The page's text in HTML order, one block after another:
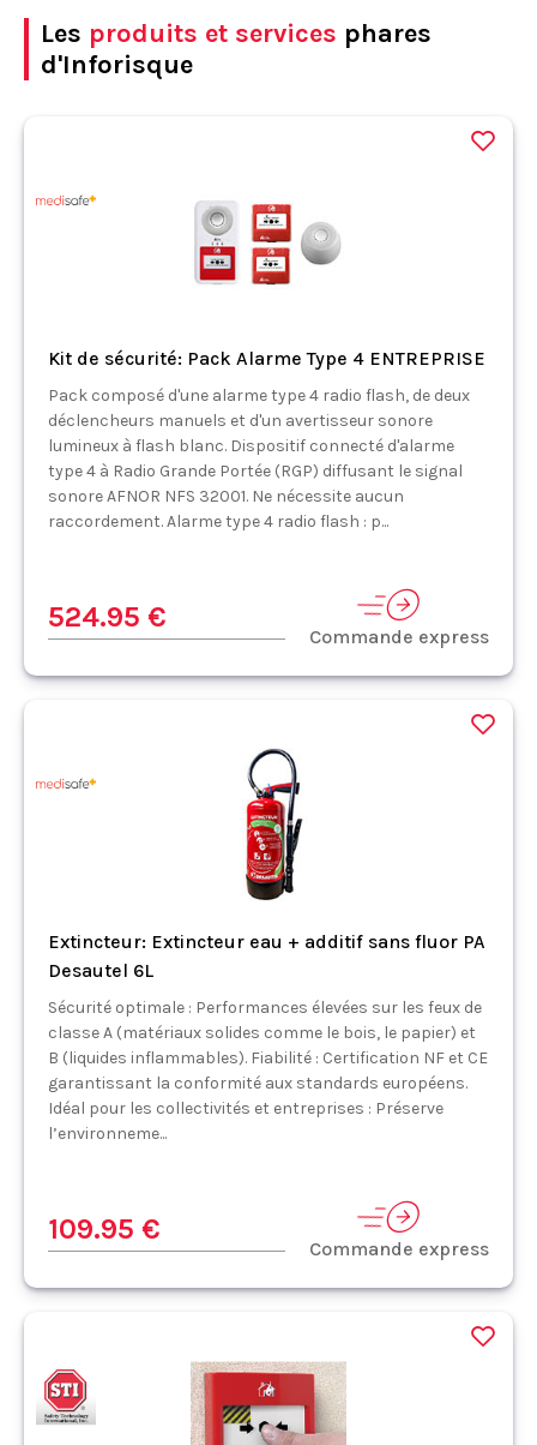
Les produits et services phares
d'Inforisque
Kit de sécurité: Pack Alarme Type 4 ENTREPRISE
Pack composé d'une alarme type 4 radio flash, de deux
déclencheurs manuels et d'un avertisseur sonore
lumineux à flash blanc. Dispositif connecté d'alarme
type 4 à Radio Grande Portée (RGP) diffusant le signal
sonore AFNOR NFS 32001. Ne nécessite aucun
raccordement. Alarme type 4 radio flash : p...
524.95 €
Commande express
Extincteur: Extincteur eau + additif sans fluor PA
Desautel 6L
Sécurité optimale : Performances élevées sur les feux de
classe A (matériaux solides comme le bois, le papier) et
B (liquides inflammables). Fiabilité : Certification NF et CE
garantissant la conformité aux standards européens.
Idéal pour les collectivités et entreprises : Préserve
l’environneme...
109.95 €
Commande express